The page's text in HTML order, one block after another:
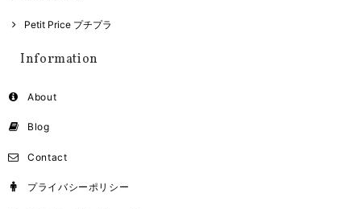
Petit Price プチプラ
Information
About
Blog
Contact
プライバシーポリシー